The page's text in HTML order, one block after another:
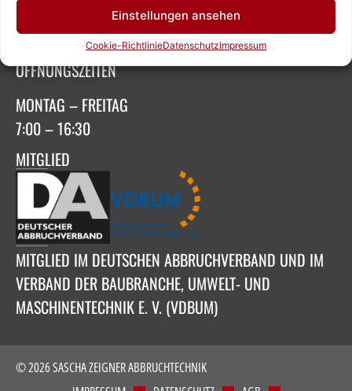
Einstellungen ansehen
Cookie-RichtlinieDatenschutzImpressum
ÖFFNUNGSZEITEN
MONTAG – FREITAG
7:00 – 16:30
MITGLIED
MITGLIED IM DEUTSCHEN ABBRUCHVERBAND UND IM
VERBAND DER BAUBRANCHE, UMWELT- UND
MASCHINENTECHNIK E. V. (VDBUM)
© 2026 SASCHA ZEIGNER ABBRUCHTECHNIK